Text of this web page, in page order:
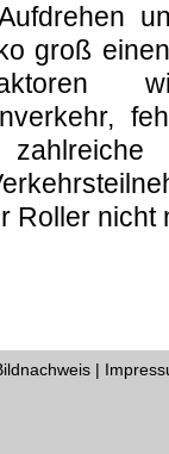
groß
Roller nicht
|